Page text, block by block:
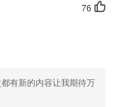
76
有新的内容让我期待万